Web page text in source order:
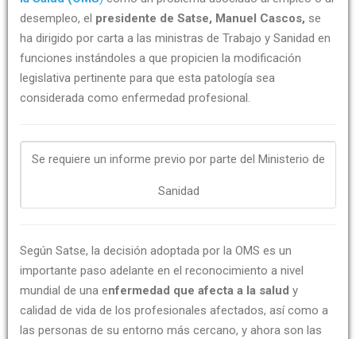
desempleo, el presidente de Satse, Manuel Cascos, se
ha dirigido por carta a las ministras de Trabajo y Sanidad en
funciones instándoles a que propicien la modificación
legislativa pertinente para que esta patología sea
considerada como enfermedad profesional.
Se requiere un informe previo por parte del Ministerio de
Sanidad
Según Satse, la decisión adoptada por la OMS es un
importante paso adelante en el reconocimiento a nivel
mundial de una enfermedad que afecta a la salud y
calidad de vida de los profesionales afectados, así como a
las personas de su entorno más cercano, y ahora son las